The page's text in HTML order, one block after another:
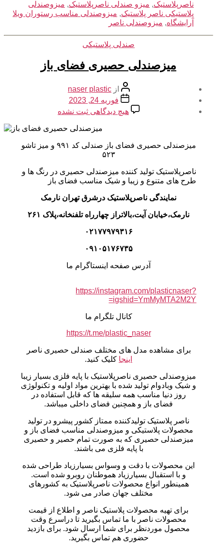
ناصرپلاستیک, میزو صندلی ناصرپلاستیک, میزوصندلی
پلاستیکی ناصر پلاستیک, میزوصندلی مناسب رستوران ویلا
آرایشگاه, میزوصندلی ناصر
دسته‌ها
صندلی پلاستیکی
میزصندلی حصیری فضای باز
نویسنده
نوشته
از naser plastic
تاریخ
نوشته
فوریه 24, 2023
هیچ دیدگاهی برای
حصیری
باز
ثبت نشده
میزصندلی حصیری فضای باز صندلی کد ۹۹۱ و میز تاشو
۵۲۳
ناصرپلاستیک تولید کننده میزصندلی حصیری در رنگ ها و
طرح های متنوع و زیبا و شیک مناسب فضای باز
نمایندگی ناصرپلاستیک درشرق تهران نارمک
نارمک،خیابان آیت،بالاتراز چهارراه تلفنخانه،پلاک ۲۶۱
۰۲۱۷۷۹۷۹۳۱۶
۰۹۱۰۵۱۷۶۷۳۵
آدرس صفحه اینستاگرام ما
https://instagram.com/plasticnaser?
igshid=YmMyMTA2M2Y=
کانال تلگرام ما
https://t.me/plastic_naser
برای مشاهده مدل های مختلف صندلی حصیری ناصر
اینجا کلیک کنید.
میزوصندلی حصیری ناصرپلاستیک با پایه فلزی بسیار زیبا
و شیک وبادوام تولید شده با بهترین مواد اولیه و تکنولوژی
روز دنیا مناسب همه سلیقه ها که قابل استفاده در
فضای باز و همچنین فضای داخلی میباشد.
ناصر پلاستیک تولیدکننده ممتاز کشور پیشرو در تولید
محصولات پلاستیکی و میزوصندلی مناسب فضای باز و
میزصندلی حصیری که به صورت تمام حصیر و حصیری
با پایه فلزی می باشند.
این محصولات با دقت و وسواس بسیارزیاد طراحی شده
و با استقبال بسیارزیاد هموطنان روبرو شده است.
همینطور انواع محصولات ناصرپلاستیک به کشورهای
مختلف جهان صادر می شود.
برای تهیه محصولات پلاستیک ناصر و اطلاع از قیمت
محصولات ناصر با ما تماس بگیرید تا دراسرع وقت
محصول موردنظر برای شما ارسال شود. برای بازدید
حضوری هم تماس بگیرید.